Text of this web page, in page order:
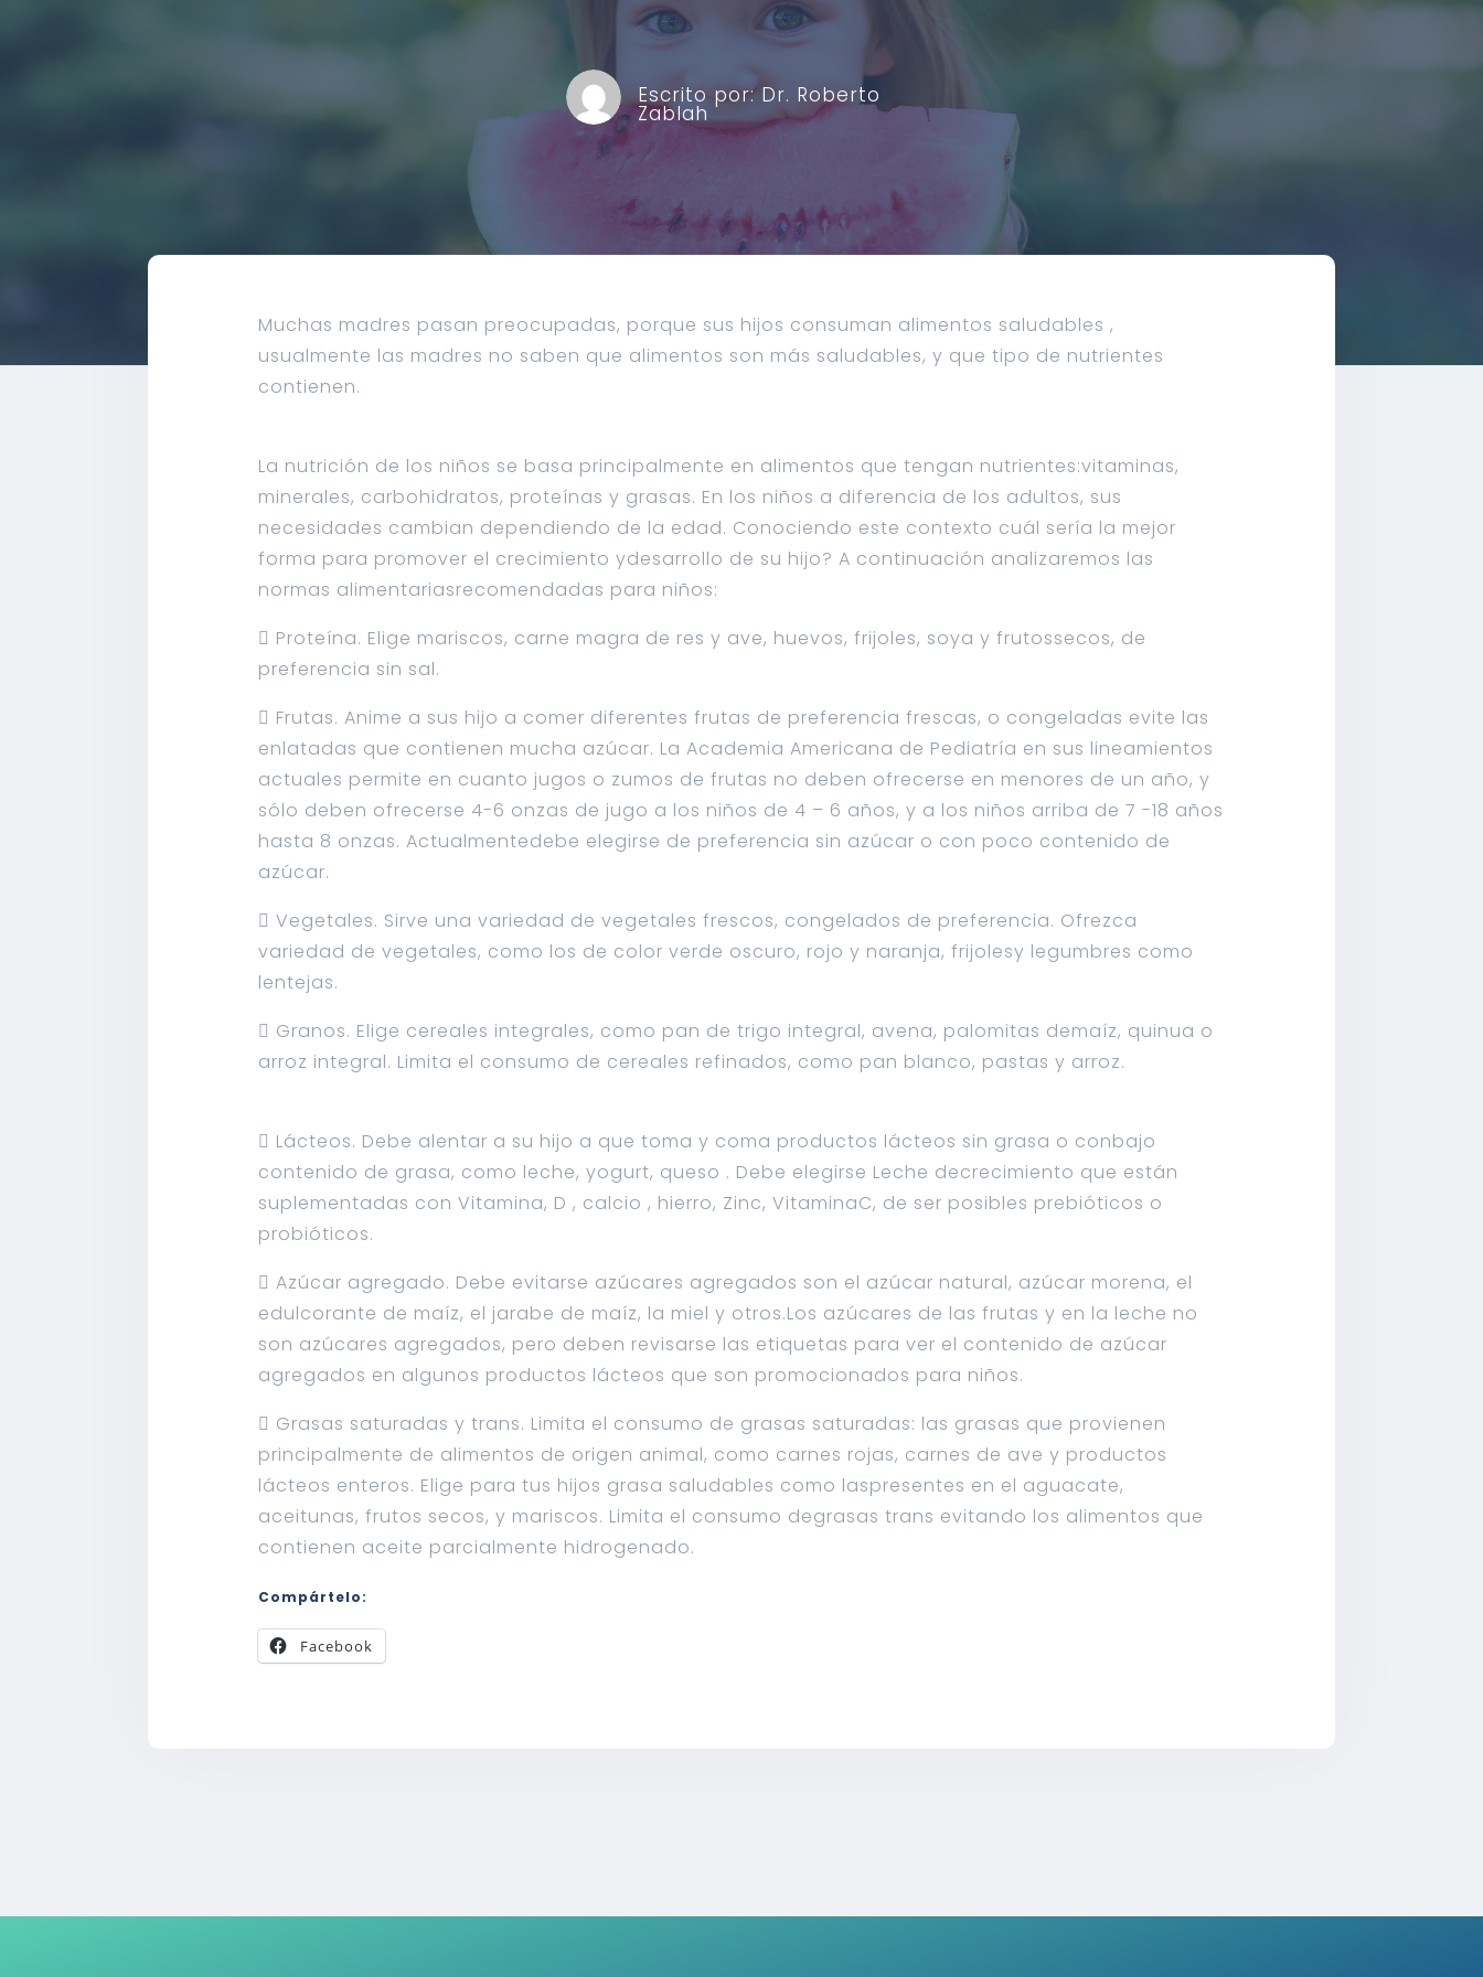
Escrito por:Dr. Roberto
Zablah
Muchas madres pasan preocupadas, porque sus hijos consuman alimentos saludables ,
usualmente las madres no saben que alimentos son más saludables, y que tipo de nutrientes
contienen.
La nutrición de los niños se basa principalmente en alimentos que tengan nutrientes:vitaminas,
minerales, carbohidratos, proteínas y grasas. En los niños a diferencia de los adultos, sus
necesidades cambian dependiendo de la edad. Conociendo este contexto cuál sería la mejor
forma para promover el crecimiento ydesarrollo de su hijo? A continuación analizaremos las
normas alimentariasrecomendadas para niños:
 Proteína. Elige mariscos, carne magra de res y ave, huevos, frijoles, soya y frutossecos, de
preferencia sin sal.
 Frutas. Anime a sus hijo a comer diferentes frutas de preferencia frescas, o congeladas evite las
enlatadas que contienen mucha azúcar. La Academia Americana de Pediatría en sus lineamientos
actuales permite en cuanto jugos o zumos de frutas no deben ofrecerse en menores de un año, y
sólo deben ofrecerse 4-6 onzas de jugo a los niños de 4 – 6 años, y a los niños arriba de 7 -18 años
hasta 8 onzas. Actualmentedebe elegirse de preferencia sin azúcar o con poco contenido de
azúcar.
 Vegetales. Sirve una variedad de vegetales frescos, congelados de preferencia. Ofrezca
variedad de vegetales, como los de color verde oscuro, rojo y naranja, frijolesy legumbres como
lentejas.
 Granos. Elige cereales integrales, como pan de trigo integral, avena, palomitas demaíz, quinua o
arroz integral. Limita el consumo de cereales refinados, como pan blanco, pastas y arroz.
 Lácteos. Debe alentar a su hijo a que toma y coma productos lácteos sin grasa o conbajo
contenido de grasa, como leche, yogurt, queso . Debe elegirse Leche decrecimiento que están
suplementadas con Vitamina, D , calcio , hierro, Zinc, VitaminaC, de ser posibles prebióticos o
probióticos.
 Azúcar agregado. Debe evitarse azúcares agregados son el azúcar natural, azúcar morena, el
edulcorante de maíz, el jarabe de maíz, la miel y otros.Los azúcares de las frutas y en la leche no
son azúcares agregados, pero deben revisarse las etiquetas para ver el contenido de azúcar
agregados en algunos productos lácteos que son promocionados para niños.
 Grasas saturadas y trans. Limita el consumo de grasas saturadas: las grasas que provienen
principalmente de alimentos de origen animal, como carnes rojas, carnes de ave y productos
lácteos enteros. Elige para tus hijos grasa saludables como laspresentes en el aguacate,
aceitunas, frutos secos, y mariscos. Limita el consumo degrasas trans evitando los alimentos que
contienen aceite parcialmente hidrogenado.
Compártelo:
Facebook